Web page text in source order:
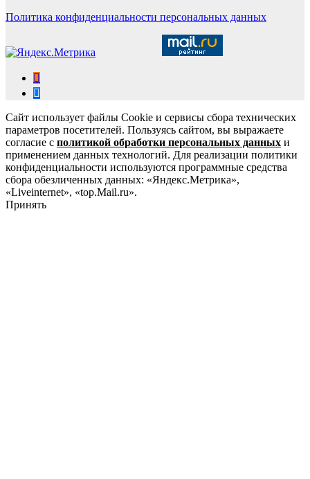
Политика конфиденциальности персональных данных
Сайт использует файлы Cookie и сервисы сбора технических
параметров посетителей. Пользуясь сайтом, вы выражаете
согласие с политикой обработки персональных данных и
применением данных технологий. Для реализации политики
конфиденциальности используются программные средства
сбора обезличенных данных: «Яндекс.Метрика»,
«Liveinternet», «top.Mail.ru».
Принять